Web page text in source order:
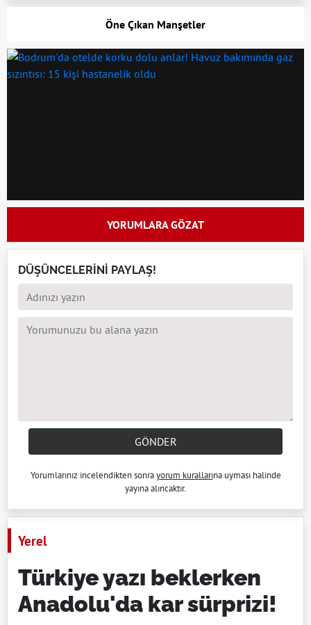
Öne Çıkan Manşetler
YORUMLARA GÖZAT
DÜŞÜNCELERİNİ PAYLAŞ!
GÖNDER
Yorumlarınız incelendikten sonrayorum kurallarına uyması halinde
yayına alıncaktır.
Yerel
Türkiye yazı beklerken
Anadolu'da kar sürprizi!